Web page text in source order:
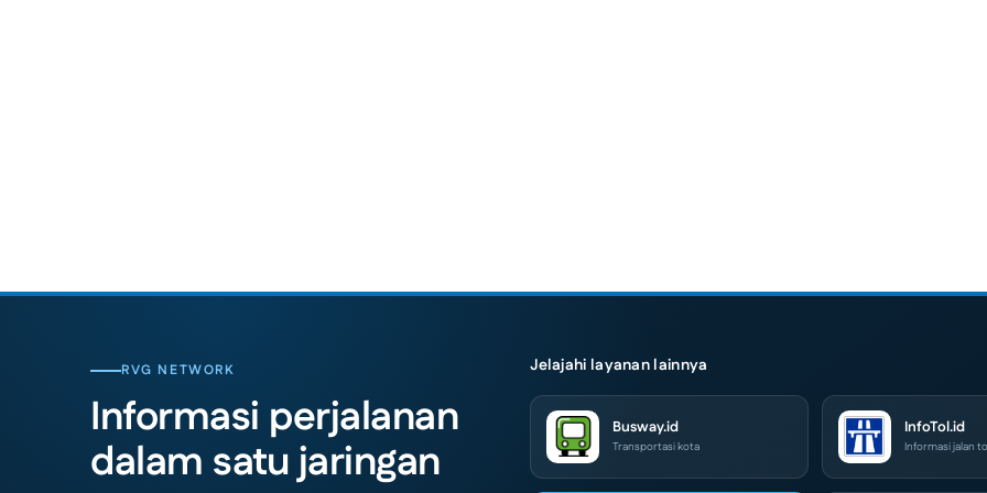
RVG NETWORK
Informasi perjalanan
dalam satu jaringan
Jelajahi layanan lainnya
Busway.id
Transportasi kota
InfoTol.id
Informasi jalan